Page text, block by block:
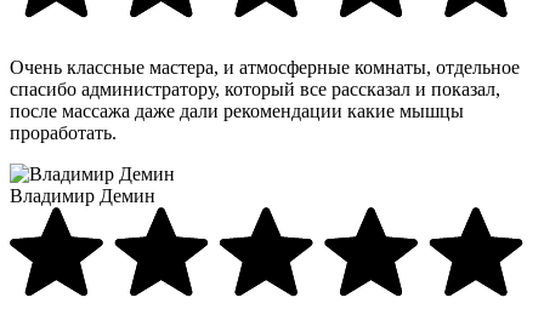
Очень классные мастера, и атмосферные комнаты, отдельное
спасибо администратору, который все рассказал и показал,
после массажа даже дали рекомендации какие мышцы
проработать.
Владимир Демин